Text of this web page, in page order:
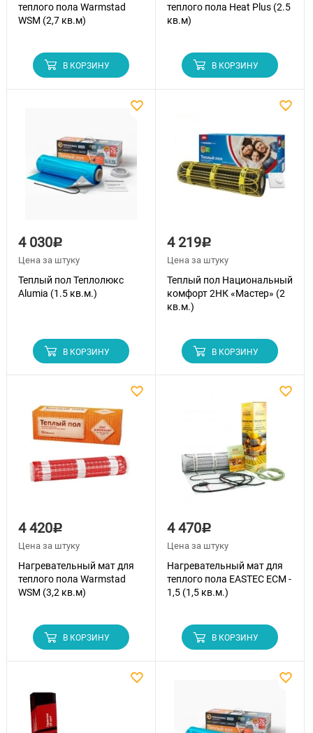
теплого пола Warmstad
WSM (2,7 кв.м)
В КОРЗИНУ
теплого пола Heat Plus (2.5
кв.м)
В КОРЗИНУ
4 030Р
Цена за штуку
Теплый пол Теплолюкс
Alumia (1.5 кв.м.)
В КОРЗИНУ
4 219Р
Цена за штуку
Теплый пол Национальный
комфорт 2НК «Мастер» (2
кв.м.)
В КОРЗИНУ
4 420Р
Цена за штуку
Нагревательный мат для
теплого пола Warmstad
WSM (3,2 кв.м)
В КОРЗИНУ
4 470Р
Цена за штуку
Нагревательный мат для
теплого пола EASTEC ECM -
1,5 (1,5 кв.м.)
В КОРЗИНУ